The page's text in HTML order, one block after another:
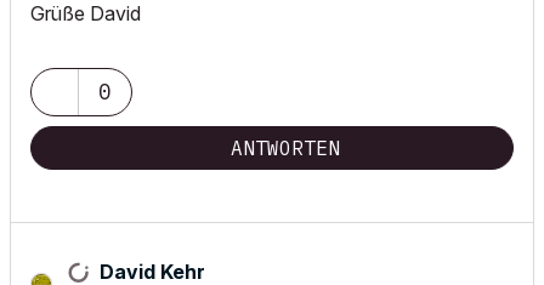
Grüße David
0
ANTWORTEN
David Kehr